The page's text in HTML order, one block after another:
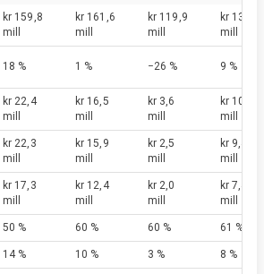
kr 159,8
mill
kr 161,6
mill
kr 119,9
mill
kr 131,2
mill
18 % 1 % −26 % 9 %
kr 22,4
mill
kr 16,5
mill
kr 3,6
mill
kr 10,6
mill
kr 22,3
mill
kr 15,9
mill
kr 2,5
mill
kr 9,4
mill
kr 17,3
mill
kr 12,4
mill
kr 2,0
mill
kr 7,4
mill
50 % 60 % 60 % 61 %
14 % 10 % 3 % 8 %